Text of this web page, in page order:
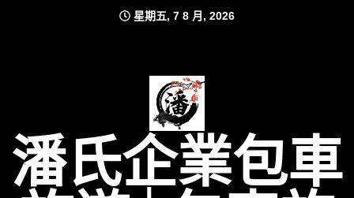
星期五, 7 8 月, 2026
潘氏企業包車